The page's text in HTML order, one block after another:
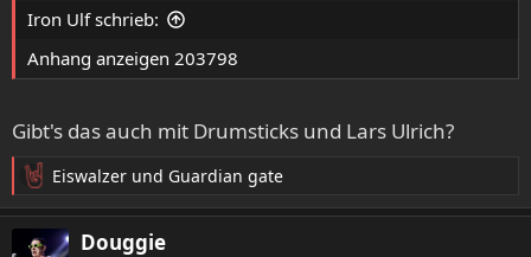
Iron Ulf schrieb:
Anhang anzeigen 203798
Gibt's das auch mit Drumsticks und Lars Ulrich?
R
e
a
Eiswalzer und Guardian gate
Douggie